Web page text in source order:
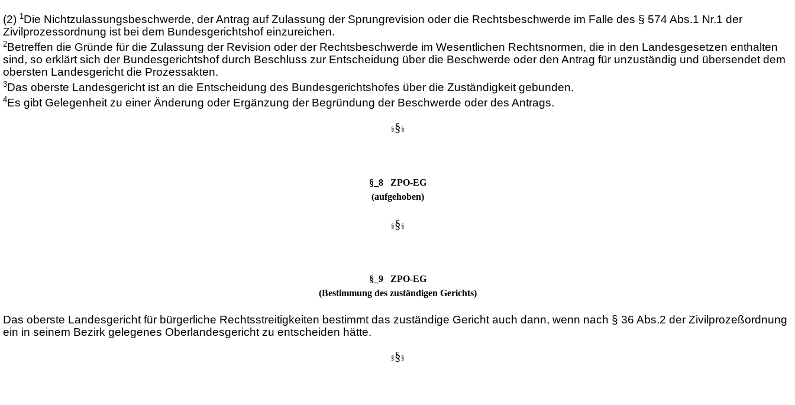
(2) 1Die Nichtzulassungsbeschwerde, der Antrag auf Zulassung der Sprungrevision oder die Rechtsbeschwerde im Falle des § 574 Abs.1 Nr.1 der
Zivilprozessordnung ist bei dem Bundesgerichtshof einzureichen.
2Betreffen die Gründe für die Zulassung der Revision oder der Rechtsbeschwerde im Wesentlichen Rechtsnormen, die in den Landesgesetzen enthalten
sind, so erklärt sich der Bundesgerichtshof durch Beschluss zur Entscheidung über die Beschwerde oder den Antrag für unzuständig und übersendet dem
obersten Landesgericht die Prozessakten.
3Das oberste Landesgericht ist an die Entscheidung des Bundesgerichtshofes über die Zuständigkeit gebunden.
4Es gibt Gelegenheit zu einer Änderung oder Ergänzung der Begründung der Beschwerde oder des Antrags.
§§ §
§_8 ZPO-EG
(aufgehoben)
§§ §
§_9 ZPO-EG
(Bestimmung des zuständigen Gerichts)
Das oberste Landesgericht für bürgerliche Rechtsstreitigkeiten bestimmt das zuständige Gericht auch dann, wenn nach § 36 Abs.2 der Zivilprozeßordnung
ein in seinem Bezirk gelegenes Oberlandesgericht zu entscheiden hätte.
§§ §